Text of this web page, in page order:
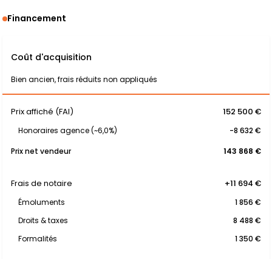
Financement
Coût d'acquisition
Bien ancien, frais réduits non appliqués
Prix affiché (FAI) 152 500 €
Honoraires agence (~6,0%)
-8 632 €
Prix net vendeur
143 868 €
Frais de notaire +11 694 €
Émoluments
1 856 €
Droits & taxes
8 488 €
Formalités
1 350 €